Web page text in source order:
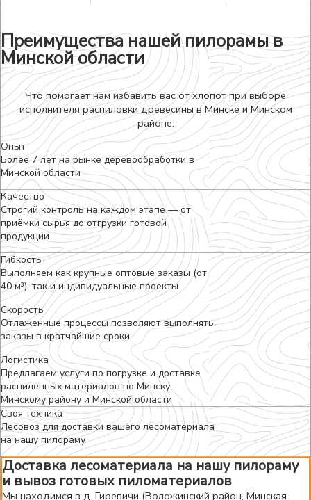
Преимущества нашей пилорамы в
Минской области
Что помогает нам избавить вас от хлопот при выборе
исполнителя распиловки древесины в Минске и Минском
районе:
Опыт
Более 7 лет на рынке деревообработки в
Минской области
Качество
Строгий контроль на каждом этапе — от
приёмки сырья до отгрузки готовой
продукции
Гибкость
Выполняем как крупные оптовые заказы (от
40 м³), так и индивидуальные проекты
Скорость
Отлаженные процессы позволяют выполнять
заказы в кратчайшие сроки
Логистика
Предлагаем услуги по погрузке и доставке
распиленных материалов по Минску,
Минскому району и Минской области
Своя техника
Лесовоз для доставки вашего лесоматериала
на нашу пилораму
Доставка лесоматериала на нашу пилораму
и вывоз готовых пиломатериалов
Мы находимся в д. Гиревичи (Воложинский район, Минская